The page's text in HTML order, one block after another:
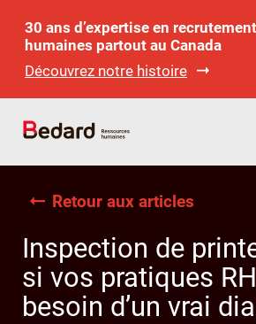
30 ans d’expertise en
humaines partout au Canada
Découvrez notre histoire
Retour aux articles
Inspection de
si vos pratiques
besoin d’un vrai